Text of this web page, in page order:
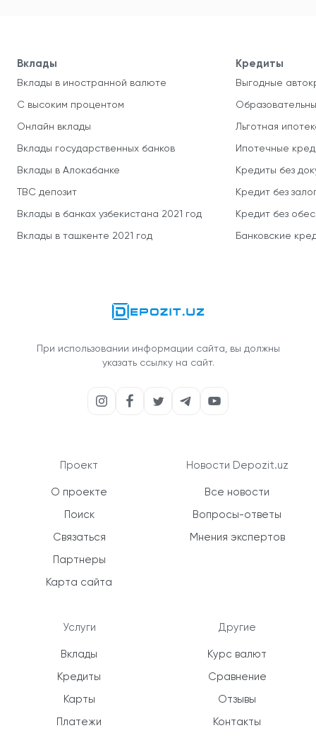
Вклады
Вклады в иностранной валюте
С высоким процентом
Онлайн вклады
Вклады государственных банков
Вклады в Алокабанке
TBC депозит
Вклады в банках узбекистана 2021 год
Вклады в ташкенте 2021 год
Кредиты
Выгодные
Льготная
Ипотечные
Кредиты без
Кредит без
Кредит без
Банковские
При использовании информации сайта, вы должны
указать ссылку на сайт.
Проект
О проекте
Поиск
Связаться
Партнеры
Карта сайта
Услуги
Вклады
Кредиты
Карты
Платежи
Новости Depozit.uz
Все новости
Вопросы-ответы
Мнения экспертов
Другие
Курс валют
Сравнение
Отзывы
Контакты